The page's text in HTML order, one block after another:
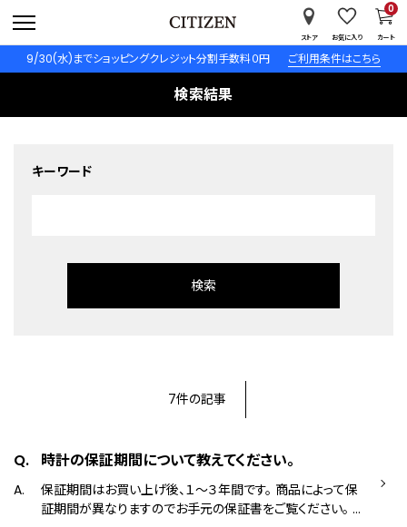
9/30(水)までショッピングクレジット分割手数料０円 ご利用条件はこちら
ストア お気に入り カート
0
検索結果
キーワード
7件の記事
時計の保証期間について教えてください。
保証期間はお買い上げ後、１～３年間です。 商品によって保
証期間が異なりますのでお手元の保証書をご覧ください。 正